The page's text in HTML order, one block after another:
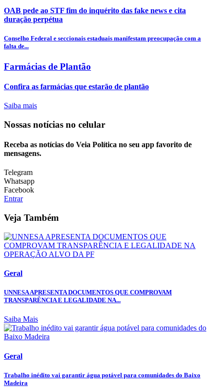
OAB pede ao STF fim do inquérito das fake news e cita
duração perpétua
Conselho Federal e seccionais estaduais manifestam preocupação com a
falta de...
Farmácias de Plantão
Confira as farmácias que estarão de plantão
Saiba mais
Nossas notícias no celular
Receba as notícias do Veia Política no seu app favorito de
mensagens.
Telegram
Whatsapp
Facebook
Entrar
Veja Também
Geral
UNNESA APRESENTA DOCUMENTOS QUE COMPROVAM
TRANSPARÊNCIA E LEGALIDADE NA...
Saiba Mais
Geral
Trabalho inédito vai garantir água potável para comunidades do Baixo
Madeira